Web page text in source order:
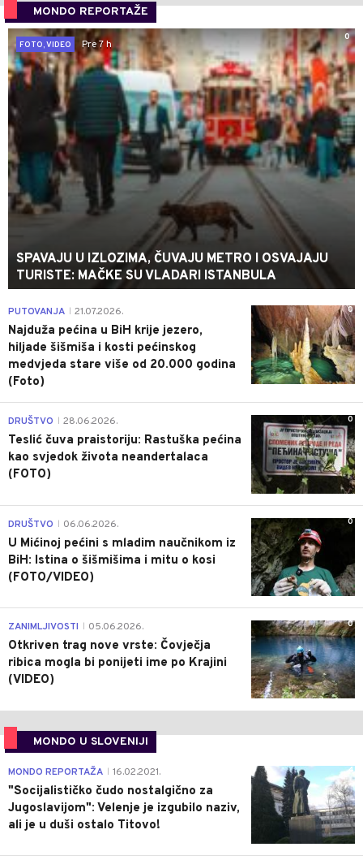
MONDO REPORTAŽE
0
FOTO, VIDEO
Pre 7 h
SPAVAJU U IZLOZIMA, ČUVAJU METRO I OSVAJAJU
TURISTE: MAČKE SU VLADARI ISTANBULA
0
PUTOVANJA 21.07.2026.
Najduža pećina u BiH krije jezero,
hiljade šišmiša i kosti pećinskog
medvjeda stare više od 20.000 godina
(Foto)
0
DRUŠTVO 28.06.2026.
Teslić čuva praistoriju: Rastuška pećina
kao svjedok života neandertalaca
(FOTO)
0
DRUŠTVO 06.06.2026.
U Mićinoj pećini s mladim naučnikom iz
BiH: Istina o šišmišima i mitu o kosi
(FOTO/VIDEO)
0
ZANIMLJIVOSTI 05.06.2026.
Otkriven trag nove vrste: Čovječja
ribica mogla bi ponijeti ime po Krajini
(VIDEO)
MONDO U SLOVENIJI
4
MONDO REPORTAŽA 16.02.2021.
"Socijalističko čudo nostalgično za
Jugoslavijom": Velenje je izgubilo naziv,
ali je u duši ostalo Titovo!